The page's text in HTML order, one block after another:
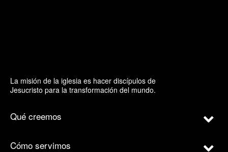
La misión de la iglesia es hacer discípulos de
Jesucristo para la transformación del mundo.
Qué creemos
Cómo servimos